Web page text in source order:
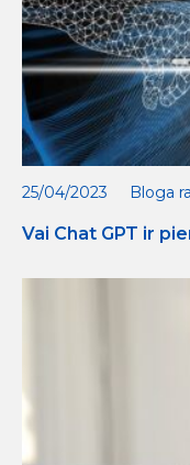
25/04/2023 Bloga
Vai Chat GPT ir